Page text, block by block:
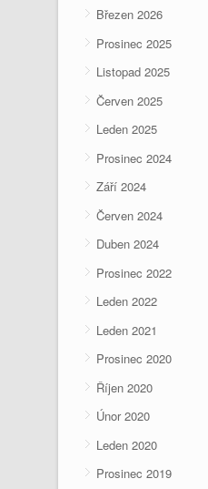
Březen 2026
Prosinec 2025
Listopad 2025
Červen 2025
Leden 2025
Prosinec 2024
Září 2024
Červen 2024
Duben 2024
Prosinec 2022
Leden 2022
Leden 2021
Prosinec 2020
Říjen 2020
Únor 2020
Leden 2020
Prosinec 2019